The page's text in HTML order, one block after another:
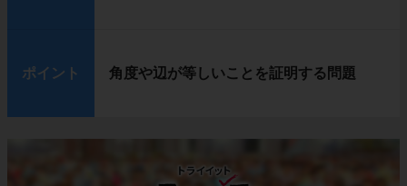
ポイント 角度や辺が等しいことを証明する問題